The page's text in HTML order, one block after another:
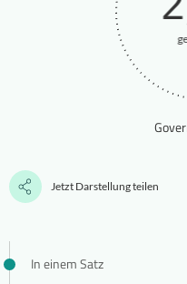
Jetzt Darstellung teilen
In einem Satz